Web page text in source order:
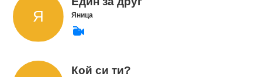
Яница
Кой си ти?